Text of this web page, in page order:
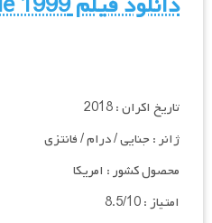
تاریخ اکران : 2018
ژانر : جنایی / درام / فانتزی
محصول کشور : امریکا
امتیاز : 8.5/10